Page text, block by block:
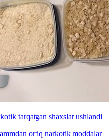
tarqatgan shaxslar ushlandi
ortiq narkotik moddalar